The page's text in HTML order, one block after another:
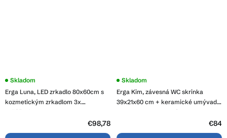
Erga Luna, LED zrkadlo 80x60cm s
kozmetickým zrkadlom 3x
zväčšenie, 2185 lm, 6500K,
predné/zadné osvetlenie, ERG-V01-
124-8060-00
Priemerné
produktu
je
Skladom
€98,78
Erga Kim, závesná WC skrinka
39x21x60 cm + keramické umývadlo
40cm, dub remeselný Craft, ERG-
Priemerné
produktu
je
Skladom
€84